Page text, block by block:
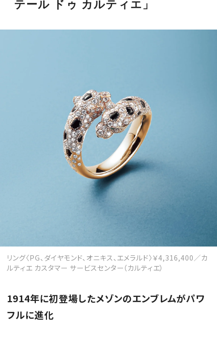
MAGAZINE
SPUR 2026 JULY
2026年9月号
2026-07-23発売
テール ドゥ カルティエ」
リング〈PG、ダイヤモンド、オニキス、エメラルド〉￥4,316,400／カ
ルティエ カスタマー サービスセンター（カルティエ）
1914年に初登場したメゾンのエンブレムがパワ
フルに進化